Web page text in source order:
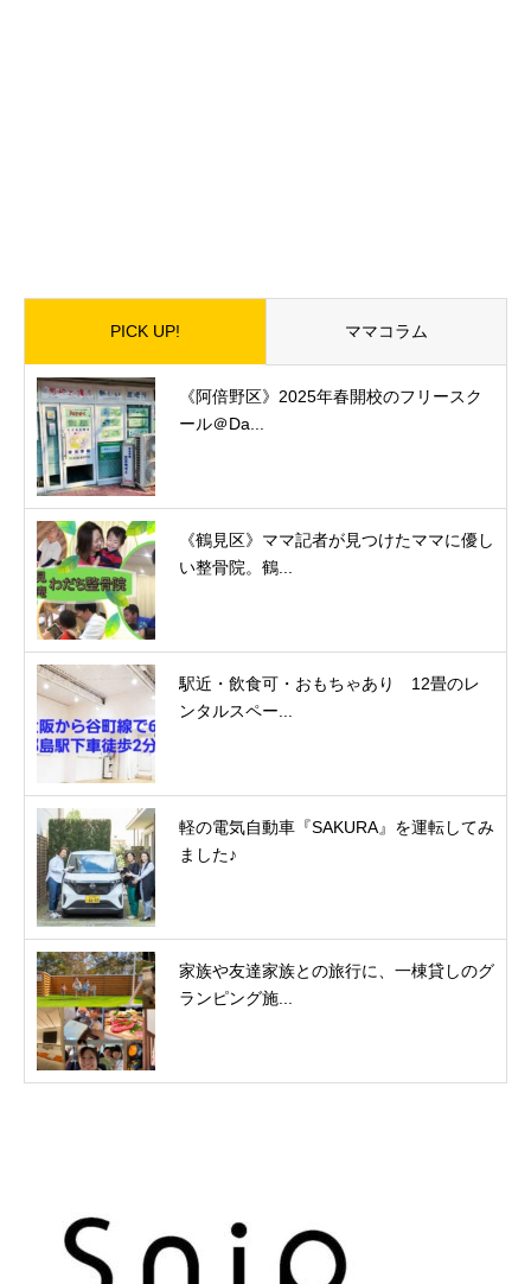
PICK UP! ママコラム
《阿倍野区》2025年春開校のフリースク
ール＠Da...
《鶴見区》ママ記者が見つけたママに優し
い整骨院。鶴...
駅近・飲食可・おもちゃあり 12畳のレ
ンタルスペー...
軽の電気自動車『SAKURA』を運転してみ
ました♪
家族や友達家族との旅行に、一棟貸しのグ
ランピング施...